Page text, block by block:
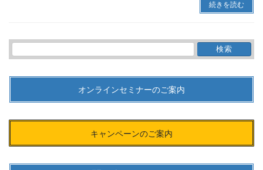
続きを読む
検
索:
オンラインセミナーのご案内
キャンペーンのご案内